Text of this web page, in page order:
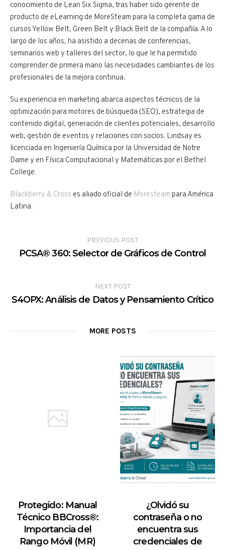
conocimiento de Lean Six Sigma, tras haber sido gerente de
producto de eLearning de MoreSteam para la completa gama de
cursos Yellow Belt, Green Belt y Black Belt de la compañía. A lo
largo de los años, ha asistido a decenas de conferencias,
seminarios web y talleres del sector, lo que le ha permitido
comprender de primera mano las necesidades cambiantes de los
profesionales de la mejora continua.
Su experiencia en marketing abarca aspectos técnicos de la
optimización para motores de búsqueda (SEO), estrategia de
contenido digital, generación de clientes potenciales, desarrollo
web, gestión de eventos y relaciones con socios. Lindsay es
licenciada en Ingeniería Química por la Universidad de Notre
Dame y en Física Computacional y Matemáticas por el Bethel
College.
Blackberry & Cross es aliado oficial de Moresteam para América
Latina.
PREVIOUS POST
PCSA® 360: Selector de Gráficos de Control
NEXT POST
S4OPX: Análisis de Datos y Pensamiento Crítico
MORE POSTS
Protegido: Manual
Técnico BBCross®:
Importancia del
Rango Móvil (MR)
¿Olvidó su
contraseña o no
encuentra sus
credenciales de